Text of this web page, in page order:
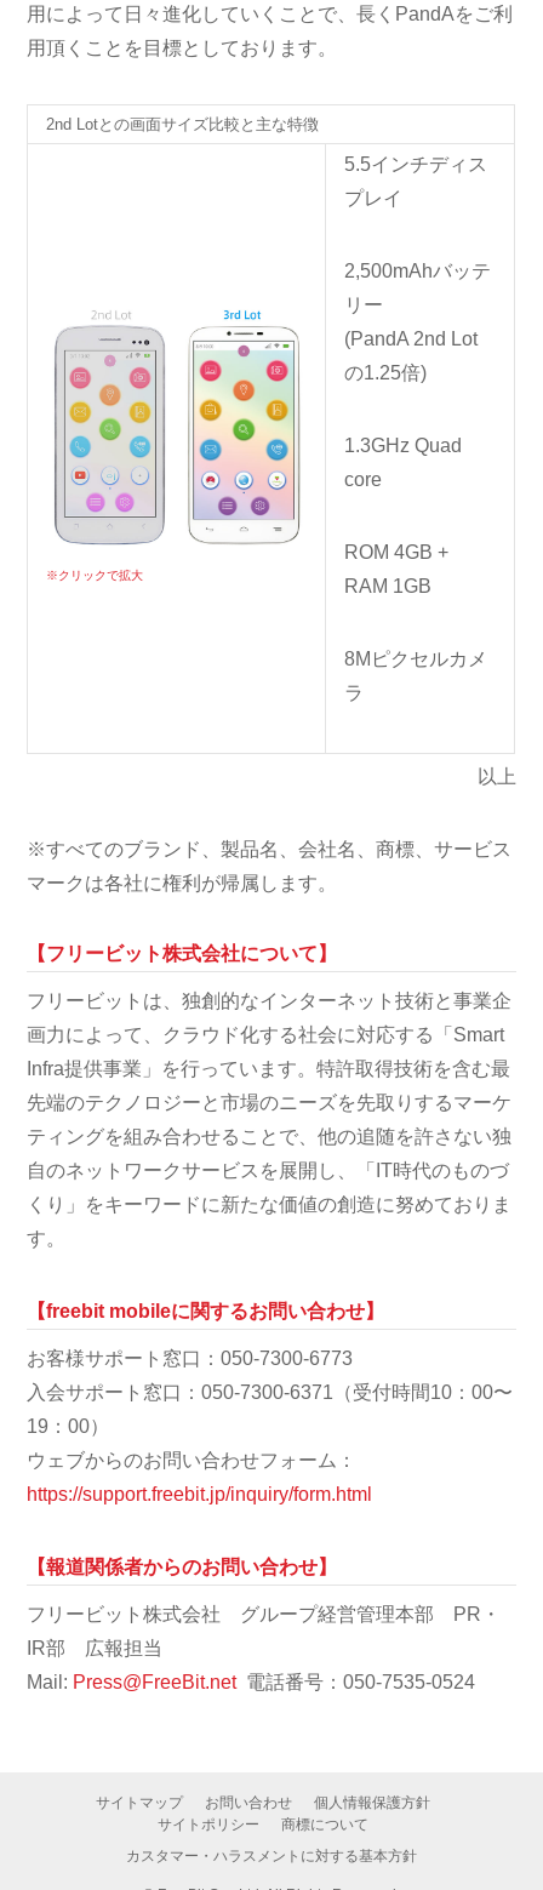
用によって日々進化していくことで、長くPandAをご利
用頂くことを目標としております。
2nd Lotとの画面サイズ比較と主な特徴
※クリックで拡大
5.5インチディス
プレイ
2,500mAhバッテ
リー
(PandA 2nd Lot
の1.25倍)
1.3GHz Quad
core
ROM4GB +
RAM 1GB
8Mピクセルカメ
ラ
以上
※すべてのブランド、製品名、会社名、商標、サービス
マークは各社に権利が帰属します。
【フリービット株式会社について】
フリービットは、独創的なインターネット技術と事業企
画力によって、クラウド化する社会に対応する「Smart
Infra提供事業」を行っています。特許取得技術を含む最
先端のテクノロジーと市場のニーズを先取りするマーケ
ティングを組み合わせることで、他の追随を許さない独
自のネットワークサービスを展開し、「IT時代のものづ
くり」をキーワードに新たな価値の創造に努めておりま
す。
【freebit mobileに関するお問い合わせ】
お客様サポート窓口：050-7300-6773
入会サポート窓口：050-7300-6371（受付時間10：00〜
19：00）
ウェブからのお問い合わせフォーム：
https://support.freebit.jp/inquiry/form.html
【報道関係者からのお問い合わせ】
フリービット株式会社 グループ経営管理本部 PR・
IR部 広報担当
Mail: Press@FreeBit.net電話番号：050-7535-0524
サイトマップ お問い合わせ
個人情報保護方針
サイトポリシー
商標について
カスタマー・ハラスメントに対する基本方針